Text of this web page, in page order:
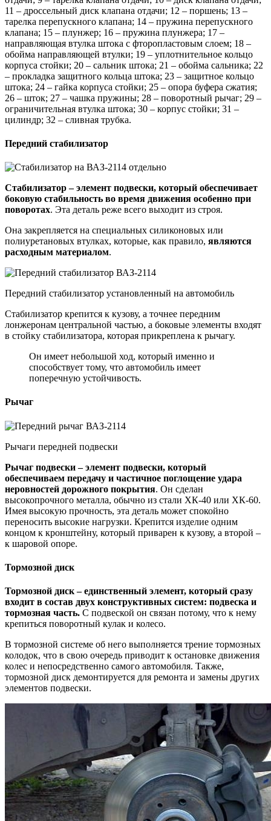
11 – дроссельный диск клапана отдачи; 12 – поршень; 13 –
тарелка перепускного клапана; 14 – пружина перепускного
клапана; 15 – плунжер; 16 – пружина плунжера; 17 –
направляющая втулка штока с фторопластовым слоем; 18 –
обойма направляющей втулки; 19 – уплотнительное кольцо
корпуса стойки; 20 – сальник штока; 21 – обойма сальника; 22
– прокладка защитного кольца штока; 23 – защитное кольцо
штока; 24 – гайка корпуса стойки; 25 – опора буфера сжатия;
26 – шток; 27 – чашка пружины; 28 – поворотный рычаг; 29 –
ограничительная втулка штока; 30 – корпус стойки; 31 –
цилиндр; 32 – сливная трубка.
Передний стабилизатор
Стабилизатор – элемент подвески, который обеспечивает
боковую стабильность во время движения особенно при
поворотах. Эта деталь реже всего выходит из строя.
Она закрепляется на специальных силиконовых или
полиуретановых втулках, которые, как правило, являются
расходным материалом.
Передний стабилизатор установленный на автомобиль
Стабилизатор крепится к кузову, а точнее передним
лонжеронам центральной частью, а боковые элементы входят
в стойку стабилизатора, которая прикреплена к рычагу.
Он имеет небольшой ход, который именно и
способствует тому, что автомобиль имеет
поперечную устойчивость.
Рычаг
Рычаги передней подвески
Рычаг подвески – элемент подвески, который
обеспечиваем передачу и частичное поглощение удара
неровностей дорожного покрытия. Он сделан
высокопрочного металла, обычно из стали ХК-40 или ХК-60.
Имея высокую прочность, эта деталь может спокойно
переносить высокие нагрузки. Крепится изделие одним
концом к кронштейну, который приварен к кузову, а второй –
к шаровой опоре.
Тормозной диск
Тормозной диск – единственный элемент, который сразу
входит в состав двух конструктивных систем: подвеска и
тормозная часть. С подвеской он связан потому, что к нему
крепиться поворотный кулак и колесо.
В тормозной системе об него выполняется трение тормозных
колодок, что в свою очередь приводит к остановке движения
колес и непосредственно самого автомобиля. Также,
тормозной диск демонтируется для ремонта и замены других
элементов подвески.